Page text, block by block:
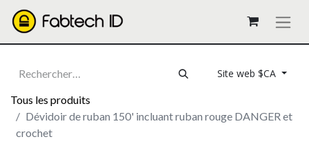
Site web $CA
Tous les produits
Dévidoir de ruban 150' incluant ruban rouge DANGER et
crochet